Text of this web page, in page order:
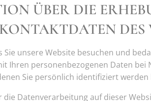
ÜBER DIE
Sie unsere Website besuchen und
Ihren personenbezogenen Daten
Sie persönlich identifiziert werden
Datenverarbeitung auf dieser